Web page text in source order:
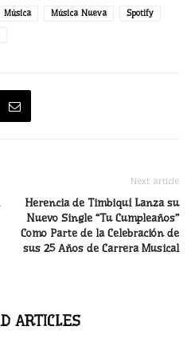
Música Música Nueva Spotify
Next article
Herencia de Timbiquí Lanza su
Nuevo Single “Tu Cumpleaños”
Como Parte de la Celebración de
sus 25 Años de Carrera Musical
ARTICLES